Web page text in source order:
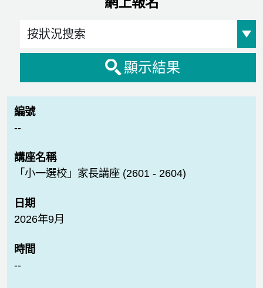
Event Status
顯示結果
--
「小一選校」家長講座 (2601 - 2604)
2026年9月
--